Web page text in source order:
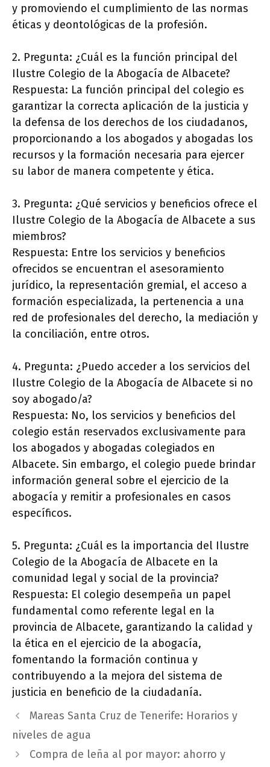
y promoviendo el cumplimiento de las normas
éticas y deontológicas de la profesión.
2. Pregunta: ¿Cuál es la función principal del
Ilustre Colegio de la Abogacía de Albacete?
Respuesta: La función principal del colegio es
garantizar la correcta aplicación de la justicia y
la defensa de los derechos de los ciudadanos,
proporcionando a los abogados y abogadas los
recursos y la formación necesaria para ejercer
su labor de manera competente y ética.
3. Pregunta: ¿Qué servicios y beneficios ofrece el
Ilustre Colegio de la Abogacía de Albacete a sus
miembros?
Respuesta: Entre los servicios y beneficios
ofrecidos se encuentran el asesoramiento
jurídico, la representación gremial, el acceso a
formación especializada, la pertenencia a una
red de profesionales del derecho, la mediación y
la conciliación, entre otros.
4. Pregunta: ¿Puedo acceder a los servicios del
Ilustre Colegio de la Abogacía de Albacete si no
soy abogado/a?
Respuesta: No, los servicios y beneficios del
colegio están reservados exclusivamente para
los abogados y abogadas colegiados en
Albacete. Sin embargo, el colegio puede brindar
información general sobre el ejercicio de la
abogacía y remitir a profesionales en casos
específicos.
5. Pregunta: ¿Cuál es la importancia del Ilustre
Colegio de la Abogacía de Albacete en la
comunidad legal y social de la provincia?
Respuesta: El colegio desempeña un papel
fundamental como referente legal en la
provincia de Albacete, garantizando la calidad y
la ética en el ejercicio de la abogacía,
fomentando la formación continua y
contribuyendo a la mejora del sistema de
justicia en beneficio de la ciudadanía.
Mareas Santa Cruz de Tenerife: Horarios y
niveles de agua
Compra de leña al por mayor: ahorro y